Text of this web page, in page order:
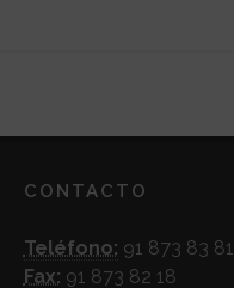
CONTACTO
Teléfono: 91 873 83 81
Fax: 91 873 82 18